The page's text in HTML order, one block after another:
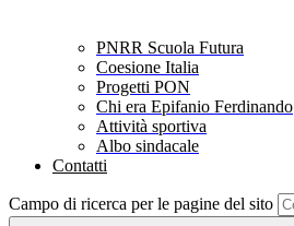
PNRR Scuola Futura
Coesione Italia
Progetti PON
Chi era Epifanio Ferdinando
Attività sportiva
Albo sindacale
Contatti
Campo di ricerca per le pagine del sito